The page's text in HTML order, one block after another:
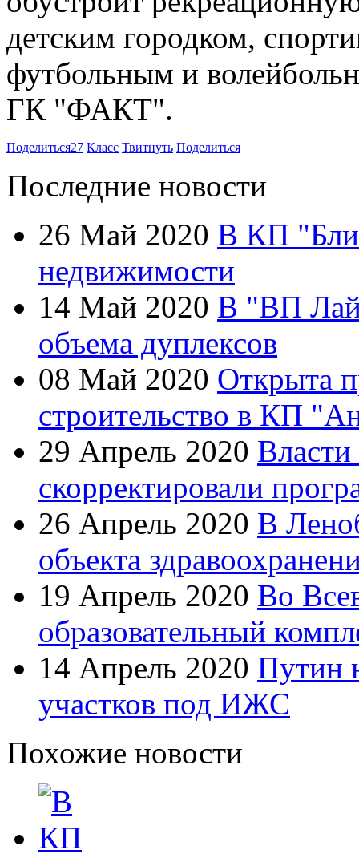
детским городком,
футбольным и
ГК "ФАКТ".
Поделиться27 Класс Твитнуть Поделиться
Последние новости
26 Май 2020 В КП
недвижимости
14 Май 2020 В "ВП
объема дуплексов
08 Май 2020 Открыта
строительство в КП
29 Апрель 2020
скорректировали
26 Апрель 2020 В
объекта
19 Апрель 2020 Во
образовательный
14 Апрель 2020 Путин
участков под ИЖС
Похожие новости